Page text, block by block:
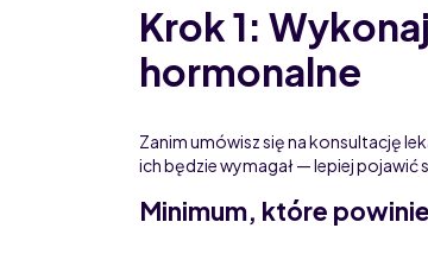
Krok 1:
hormonalne
Zanim umówisz się na konsultację
ich będzie wymagał — lepiej pojawić
Minimum, które